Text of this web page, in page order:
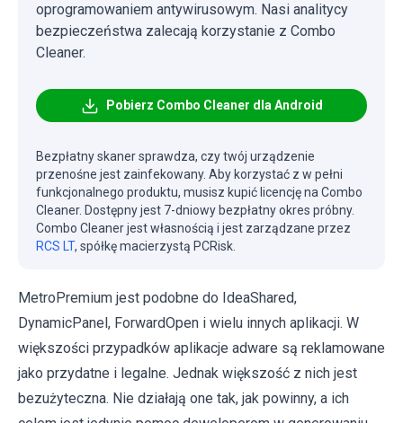
oprogramowaniem antywirusowym. Nasi analitycy
bezpieczeństwa zalecają korzystanie z Combo
Cleaner.
Pobierz Combo Cleaner dla Android
Bezpłatny skaner sprawdza, czy twój urządzenie
przenośne jest zainfekowany. Aby korzystać z w pełni
funkcjonalnego produktu, musisz kupić licencję na Combo
Cleaner. Dostępny jest 7-dniowy bezpłatny okres próbny.
Combo Cleaner jest własnością i jest zarządzane przez
RCS LT, spółkę macierzystą PCRisk.
MetroPremium jest podobne do IdeaShared,
DynamicPanel, ForwardOpen i wielu innych aplikacji. W
większości przypadków aplikacje adware są reklamowane
jako przydatne i legalne. Jednak większość z nich jest
bezużyteczna. Nie działają one tak, jak powinny, a ich